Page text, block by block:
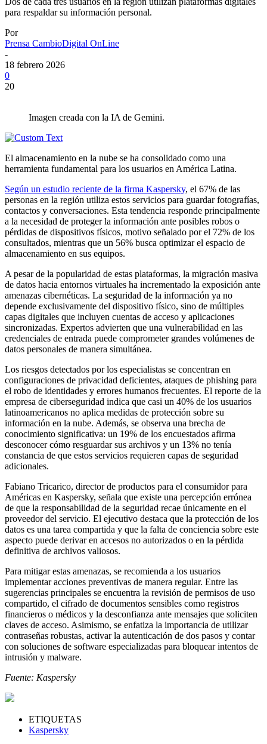
para respaldar su información personal.
Por
Prensa CambioDigital OnLine
-
18 febrero 2026
0
20
Imagen creada con la IA de Gemini.
El almacenamiento en la nube se ha consolidado como una
herramienta fundamental para los usuarios en América Latina.
Según un estudio reciente de la firma Kaspersky, el 67% de las
personas en la región utiliza estos servicios para guardar fotografías,
contactos y conversaciones. Esta tendencia responde principalmente
a la necesidad de proteger la información ante posibles robos o
pérdidas de dispositivos físicos, motivo señalado por el 72% de los
consultados, mientras que un 56% busca optimizar el espacio de
almacenamiento en sus equipos.
A pesar de la popularidad de estas plataformas, la migración masiva
de datos hacia entornos virtuales ha incrementado la exposición ante
amenazas cibernéticas. La seguridad de la información ya no
depende exclusivamente del dispositivo físico, sino de múltiples
capas digitales que incluyen cuentas de acceso y aplicaciones
sincronizadas. Expertos advierten que una vulnerabilidad en las
credenciales de entrada puede comprometer grandes volúmenes de
datos personales de manera simultánea.
Los riesgos detectados por los especialistas se concentran en
configuraciones de privacidad deficientes, ataques de phishing para
el robo de identidades y errores humanos frecuentes. El reporte de la
empresa de ciberseguridad indica que casi un 40% de los usuarios
latinoamericanos no aplica medidas de protección sobre su
información en la nube. Además, se observa una brecha de
conocimiento significativa: un 19% de los encuestados afirma
desconocer cómo resguardar sus archivos y un 13% no tenía
constancia de que estos servicios requieren capas de seguridad
adicionales.
Fabiano Tricarico, director de productos para el consumidor para
Américas en Kaspersky, señala que existe una percepción errónea
de que la responsabilidad de la seguridad recae únicamente en el
proveedor del servicio. El ejecutivo destaca que la protección de los
datos es una tarea compartida y que la falta de conciencia sobre este
aspecto puede derivar en accesos no autorizados o en la pérdida
definitiva de archivos valiosos.
Para mitigar estas amenazas, se recomienda a los usuarios
implementar acciones preventivas de manera regular. Entre las
sugerencias principales se encuentra la revisión de permisos de uso
compartido, el cifrado de documentos sensibles como registros
financieros o médicos y la desconfianza ante mensajes que soliciten
claves de acceso. Asimismo, se enfatiza la importancia de utilizar
contraseñas robustas, activar la autenticación de dos pasos y contar
con soluciones de software especializadas para bloquear intentos de
intrusión y malware.
Fuente: Kaspersky
ETIQUETAS
Kaspersky